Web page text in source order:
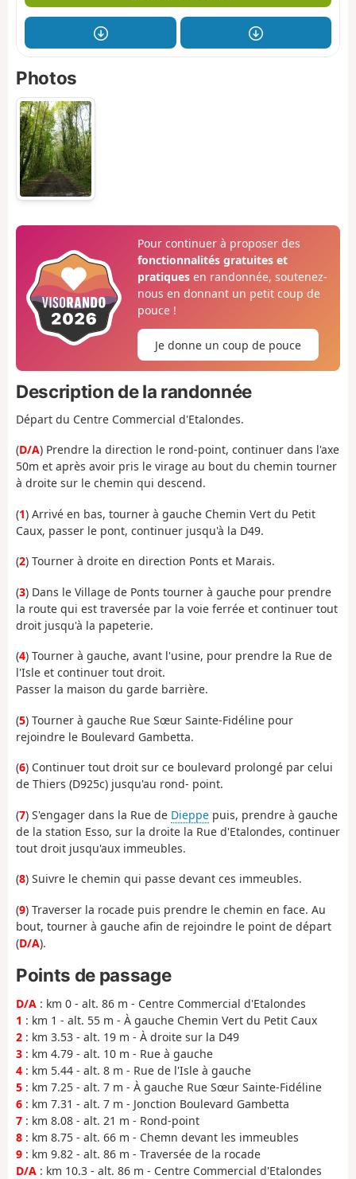
Photos
Pour continuer à proposer des
fonctionnalités gratuites et
pratiquesen randonnée, soutenez-
nous en donnant un petit coup de
pouce !
Je donne un coup de pouce
Description de la randonnée
Départ du Centre Commercial d'Etalondes.
(D/A) Prendre la direction le rond-point, continuer dans l'axe
50m et après avoir pris le virage au bout du chemin tourner
à droite sur le chemin qui descend.
(1) Arrivé en bas, tourner à gauche Chemin Vert du Petit
Caux, passer le pont, continuer jusqu'à la D49.
(2) Tourner à droite en direction Ponts et Marais.
(3) Dans le Village de Ponts tourner à gauche pour prendre
la route qui est traversée par la voie ferrée et continuer tout
droit jusqu'à la papeterie.
(4) Tourner à gauche, avant l'usine, pour prendre la Rue de
l'Isle et continuer tout droit.
Passer la maison du garde barrière.
(5) Tourner à gauche Rue Sœur Sainte-Fidéline pour
rejoindre le Boulevard Gambetta.
(6) Continuer tout droit sur ce boulevard prolongé par celui
de Thiers (D925c) jusqu'au rond- point.
(7) S'engager dans la Rue de Dieppe puis, prendre à gauche
de la station Esso, sur la droite la Rue d'Etalondes, continuer
tout droit jusqu'aux immeubles.
(8) Suivre le chemin qui passe devant ces immeubles.
(9) Traverser la rocade puis prendre le chemin en face. Au
bout, tourner à gauche afin de rejoindre le point de départ
(D/A).
Points de passage
D/A : km 0 - alt. 86 m - Centre Commercial d'Etalondes
1 : km 1 - alt. 55 m - À gauche Chemin Vert du Petit Caux
2 : km 3.53 - alt. 19 m - À droite sur la D49
3 : km 4.79 - alt. 10 m - Rue à gauche
4 : km 5.44 - alt. 8 m - Rue de l'Isle à gauche
5 : km 7.25 - alt. 7 m - À gauche Rue Sœur Sainte-Fidéline
6 : km 7.31 - alt. 7 m - Jonction Boulevard Gambetta
7 : km 8.08 - alt. 21 m - Rond-point
8 : km 8.75 - alt. 66 m - Chemn devant les immeubles
9 : km 9.82 - alt. 86 m - Traversée de la rocade
D/A : km 10.3 - alt. 86 m - Centre Commercial d'Etalondes